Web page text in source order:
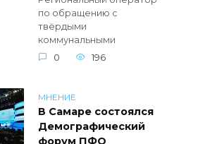
по обращению с
твёрдыми
коммунальными
0
196
МНЕНИЕ
В Самаре состоялся
Демографический